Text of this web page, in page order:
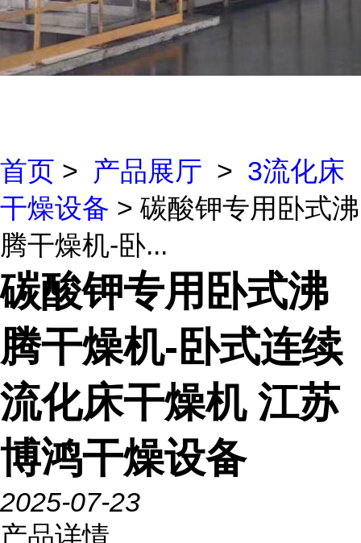
首页 > 产品展厅 > 3流化床
干燥设备 > 碳酸钾专用卧式沸
腾干燥机-卧...
碳酸钾专用卧式沸
腾干燥机-卧式连续
流化床干燥机 江苏
博鸿干燥设备
2025-07-23
产品详情